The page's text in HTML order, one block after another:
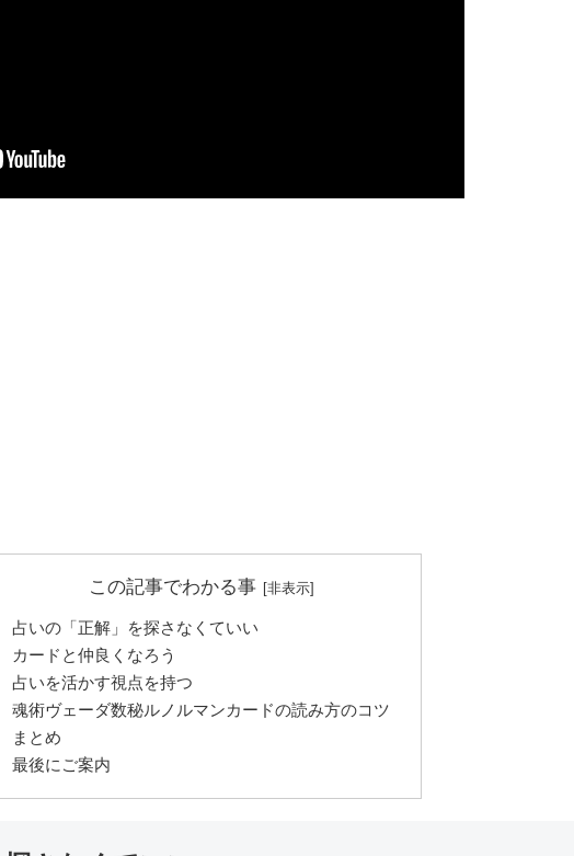
この記事でわかる事
占いの「正解」を探さなくていい
カードと仲良くなろう
占いを活かす視点を持つ
魂術ヴェーダ数秘ルノルマンカードの読み方のコツ
まとめ
最後にご案内